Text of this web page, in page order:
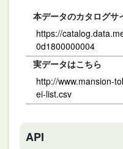
本データのカタログサ
https://
0d1800000004
実データはこちら
http://www.mansion-
ei-list.csv
API